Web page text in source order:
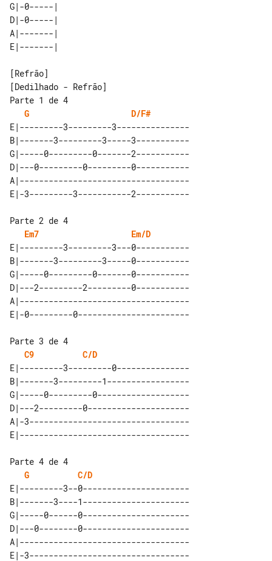
G|-0-----|
D|-0-----|
A|-------|
[Dedilhado - Refrão]
Parte 1 de 4
G
D/F#
E|---------3---------3---------------
B|-------3---------3-----3-----------
G|-----0---------0-------2-----------
D|---0---------0---------0-----------
A|-----------------------------------
Parte 2 de 4
Em7
Em/D
E|---------3---------3---0-----------
B|-------3---------3-----0-----------
G|-----0---------0-------0-----------
D|---2---------2---------0-----------
A|-----------------------------------
Parte 3 de 4
C9
C/D
E|---------3---------0---------------
B|-------3---------1-----------------
G|-----0---------0-------------------
D|---2---------0---------------------
A|-3---------------------------------
Parte 4 de 4
G
C/D
E|---------3--0----------------------
B|-------3----1----------------------
G|-----0------0----------------------
D|---0--------0----------------------
A|-----------------------------------